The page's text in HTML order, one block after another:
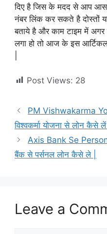
दिए है जिस के मदद से आप
नंबर लिंक कर सकते है दोस्तों
बताये है और काम टाइम में
लगा हो तो आज के इस
Post Views: 28
PM Vishwakarma
विश्वकर्मा योजना से लोन कैसे
Axis Bank Se
बैंक से पर्सनल लोन कैसे ले |
Leave a